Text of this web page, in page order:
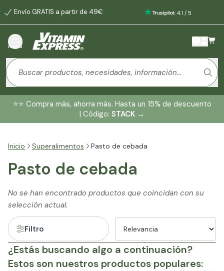
Envío GRATIS a partir de 49€ : 4.1 / 5
menú
⭐️⭐️ Compra más, ahorra más. Hasta un 15% de descuento
| Código: STACK →
Inicio Superalimentos Pasto de cebada
Pasto de cebada
No se han encontrado productos que coincidan con su
selección actual.
Filtro
¿Estás buscando algo a continuación?
Estos son nuestros productos populares: